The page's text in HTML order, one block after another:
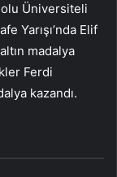
Üniversiteli
Yarışı’nda Elif
madalya
Ferdi
kazandı.